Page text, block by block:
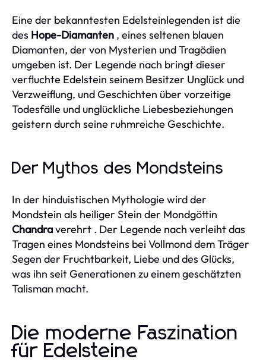
Eine der bekanntesten Edelsteinlegenden ist die
des Hope-Diamanten , eines seltenen blauen
Diamanten, der von Mysterien und Tragödien
umgeben ist. Der Legende nach bringt dieser
verfluchte Edelstein seinem Besitzer Unglück und
Verzweiflung, und Geschichten über vorzeitige
Todesfälle und unglückliche Liebesbeziehungen
geistern durch seine ruhmreiche Geschichte.
Der Mythos des Mondsteins
In der hinduistischen Mythologie wird der
Mondstein als heiliger Stein der Mondgöttin
Chandraverehrt . Der Legende nach verleiht das
Tragen eines Mondsteins bei Vollmond dem Träger
Segen der Fruchtbarkeit, Liebe und des Glücks,
was ihn seit Generationen zu einem geschätzten
Talisman macht.
Die moderne Faszination
für Edelsteine